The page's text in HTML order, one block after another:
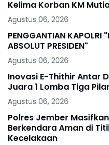
Kelima Korban KM
Agustus 06, 2026
PENGGANTIAN KAPOLRI "KOMPETENSI
ABSOLUT PRESIDEN"
Agustus 06, 2026
Inovasi E-Thithir Antar
Juara 1 Lomba Tiga
Agustus 06, 2026
Polres Jember
Berkendara Aman di
Kecelakaan